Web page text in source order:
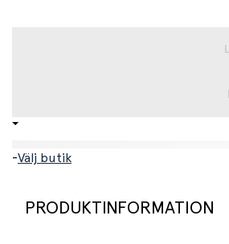
-Välj butik
PRODUKTINFORMATION